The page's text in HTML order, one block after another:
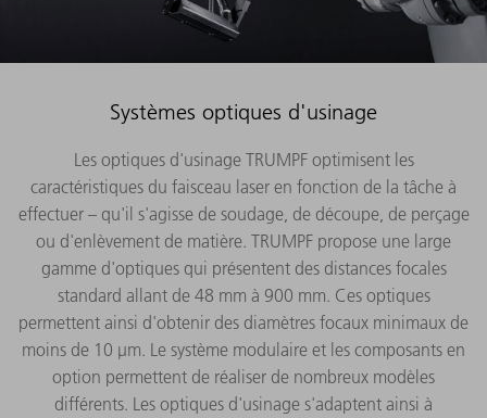
Systèmes optiques d'usinage
Les optiques d'usinage TRUMPF optimisent les
caractéristiques du faisceau laser en fonction de la tâche à
effectuer – qu'il s'agisse de soudage, de découpe, de perçage
ou d'enlèvement de matière. TRUMPF propose une large
gamme d'optiques qui présentent des distances focales
standard allant de 48 mm à 900 mm. Ces optiques
permettent ainsi d'obtenir des diamètres focaux minimaux de
moins de 10 µm. Le système modulaire et les composants en
option permettent de réaliser de nombreux modèles
différents. Les optiques d'usinage s'adaptent ainsi à